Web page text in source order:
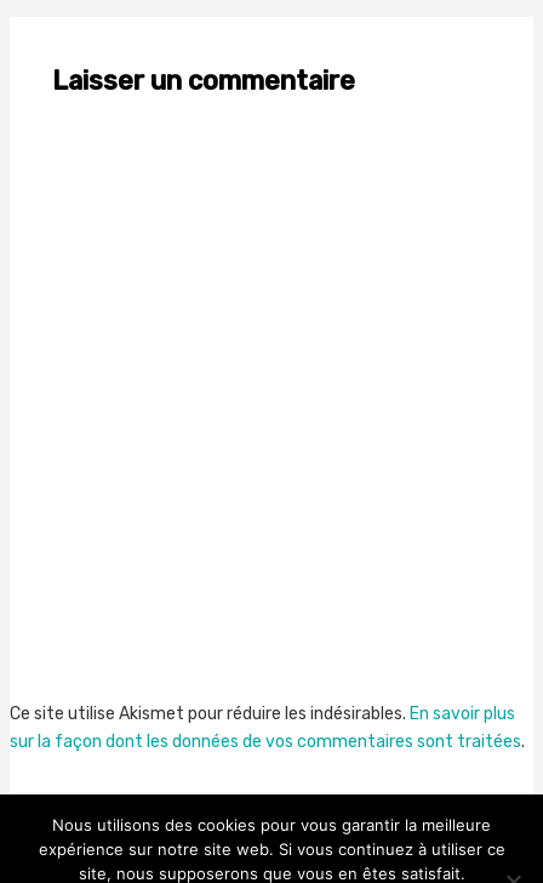
Laisser un commentaire
Ce site utilise Akismet pour réduire les indésirables. En savoir plus
sur la façon dont les données de vos commentaires sont traitées.
Nous utilisons des cookies pour vous garantir la meilleure
expérience sur notre site web. Si vous continuez à utiliser ce
site, nous supposerons que vous en êtes satisfait.